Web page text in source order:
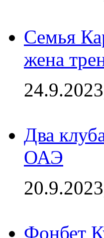
Семья
жена
Два
ОАЭ
Фонбет